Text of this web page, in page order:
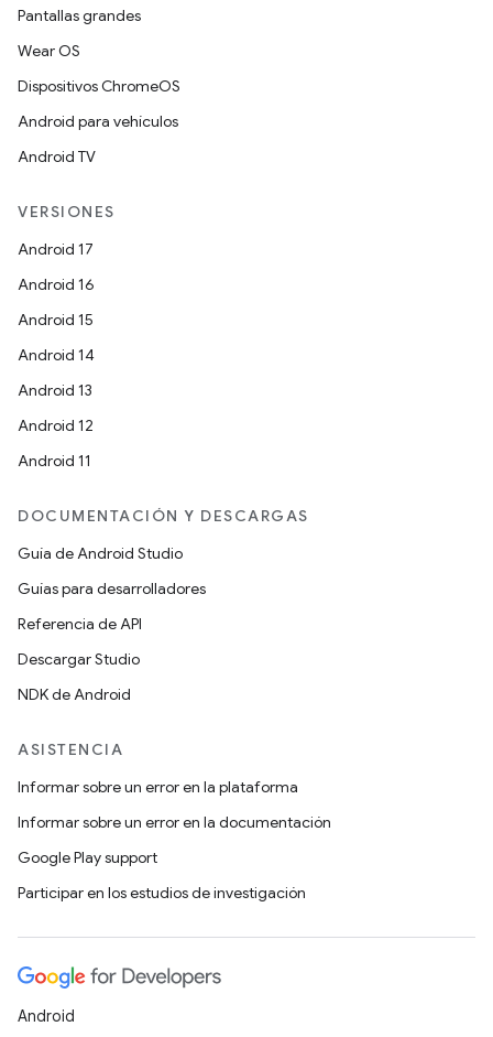
Pantallas grandes
Wear OS
Dispositivos ChromeOS
Android para vehículos
Android TV
VERSIONES
Android 17
Android 16
Android 15
Android 14
Android 13
Android 12
Android 11
DOCUMENTACIÓN Y DESCARGAS
Guía de Android Studio
Guías para desarrolladores
Referencia de API
Descargar Studio
NDK de Android
ASISTENCIA
Informar sobre un error en la plataforma
Informar sobre un error en la documentación
Google Play support
Participar en los estudios de investigación
Android